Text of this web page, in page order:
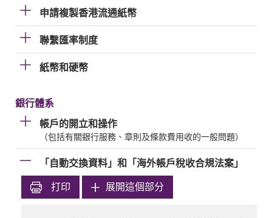
申請複製香港流通紙幣
聯繫匯率制度
紙幣和硬幣
銀行體系
帳戶的開立和操作
（包括有關銀行服務、章則及條款費用收的一般問題）
「自動交換資料」和「海外帳戶稅收合規法案」
打印 展開這個部分